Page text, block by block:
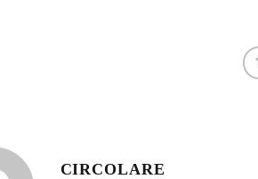
CIRCOLARE